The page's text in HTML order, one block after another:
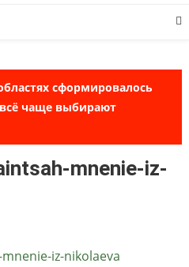
сформировалось
чаще выбирают
mnenie-iz-